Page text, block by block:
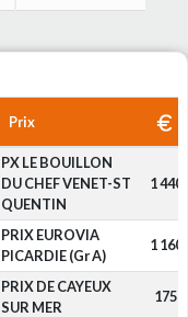
Prix
PX LE BOUILLON
DU CHEF VENET-ST
QUENTIN
1 440
PRIX EUROVIA
PICARDIE (Gr A)
1 160
PRIX DE CAYEUX
SUR MER
175